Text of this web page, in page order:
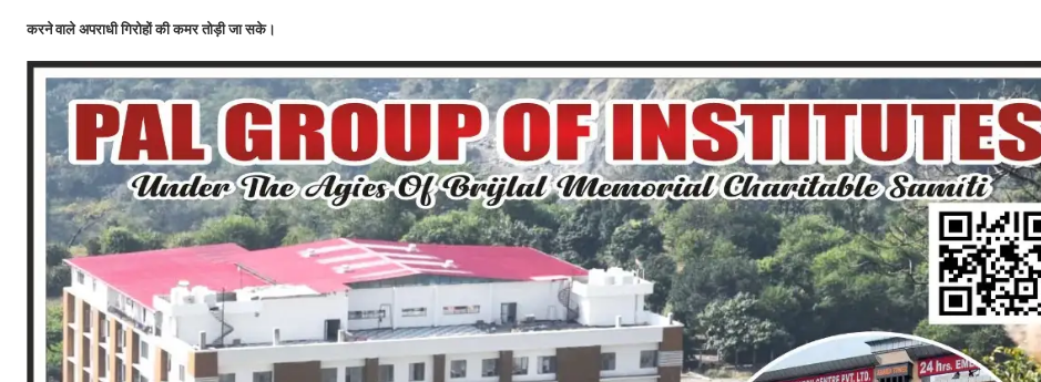
करने वाले अपराधी गिरोहों की कमर तोड़ी जा सके।